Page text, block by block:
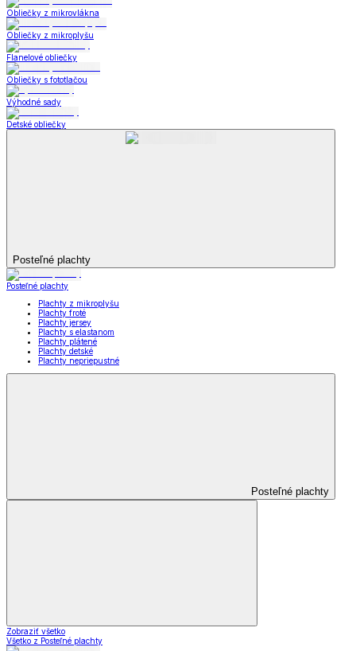
Obliečky z mikrovlákna
Obliečky z mikroplyšu
Flanelové obliečky
Obliečky s fototlačou
Výhodné sady
Detské obliečky
Posteľné plachty
Posteľné plachty
Plachty z mikroplyšu
Plachty froté
Plachty jersey
Plachty s elastanom
Plachty plátené
Plachty detské
Plachty nepriepustné
Posteľné plachty
Zobraziť všetko
Všetko z Posteľné plachty